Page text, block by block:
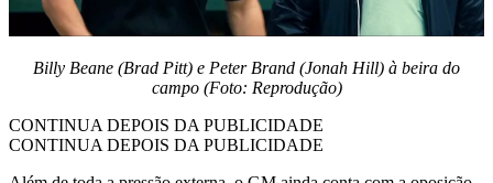
Billy Beane (Brad Pitt) e Peter Brand (Jonah Hill) à beira do
campo (Foto: Reprodução)
CONTINUA DEPOIS DA PUBLICIDADE
CONTINUA DEPOIS DA PUBLICIDADE